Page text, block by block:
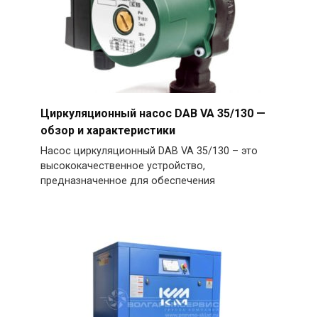
Циркуляционный насос DAB VA 35/130 —
обзор и характеристики
Насос циркуляционный DAB VA 35/130 – это
высококачественное устройство,
предназначенное для обеспечения